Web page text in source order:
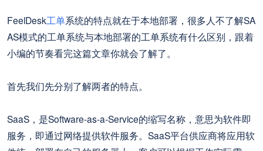
FeelDesk工单系统的特点就在于本地部署，很多人不了解SA
AS模式的工单系统与本地部署的工单系统有什么区别，跟着
小编的节奏看完这篇文章你就会了解了。
首先我们先分别了解两者的特点。
SaaS，是Software-as-a-Service的缩写名称，意思为软件即
服务，即通过网络提供软件服务。SaaS平台供应商将应用软